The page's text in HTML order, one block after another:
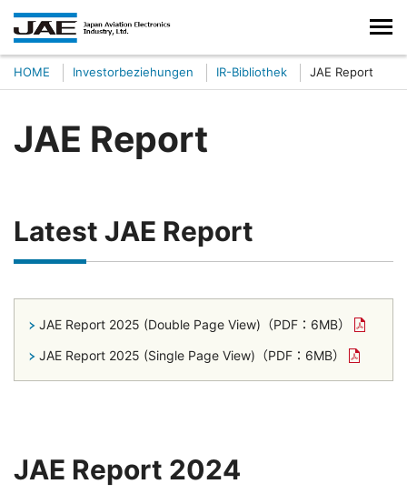
HOME Investorbeziehungen IR-Bibliothek JAE Report
JAE Report
Latest JAE Report
JAE Report 2025 (Double Page View) （PDF：6MB）
JAE Report 2025 (Single Page View) （PDF：6MB）
JAE Report 2024